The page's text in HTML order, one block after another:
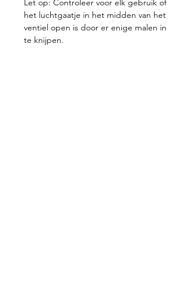
Let op: Controleer voor elk gebruik of
het luchtgaatje in het midden van het
ventiel open is door er enige malen in
te knijpen.